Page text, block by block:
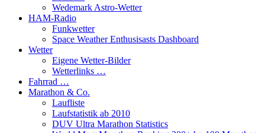
Wedemark Astro-Wetter
HAM-Radio
Funkwetter
Space Weather Enthusisasts Dashboard
Wetter
Eigene Wetter-Bilder
Wetterlinks …
Fahrrad …
Marathon & Co.
Laufliste
Laufstatistik ab 2010
DUV Ultra Marathon Statistics